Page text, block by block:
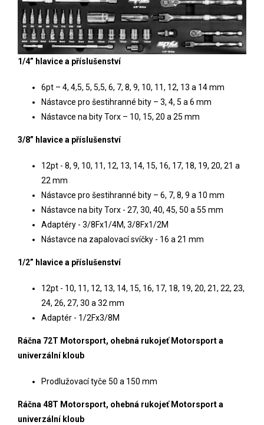
1/4” hlavice a příslušenství
6pt – 4, 4,5, 5, 5,5, 6, 7, 8, 9, 10, 11, 12, 13 a 14 mm
Nástavce pro šestihranné bity – 3, 4, 5 a 6 mm
Nástavce na bity Torx – 10, 15, 20 a 25 mm
3/8” hlavice a příslušenství
12pt - 8, 9, 10, 11, 12, 13, 14, 15, 16, 17, 18, 19, 20, 21 a
22 mm
Nástavce pro šestihranné bity – 6, 7, 8, 9 a 10 mm
Nástavce na bity Torx - 27, 30, 40, 45, 50 a 55 mm
Adaptéry - 3/8Fx1/4M, 3/8Fx1/2M
Nástavce na zapalovací svíčky - 16 a 21 mm
1/2” hlavice a příslušenství
12pt - 10, 11, 12, 13, 14, 15, 16, 17, 18, 19, 20, 21, 22, 23,
24, 26, 27, 30 a 32 mm
Adaptér - 1/2Fx3/8M
Ráčna 72T Motorsport, ohebná rukojeť Motorsport a
univerzální kloub
Prodlužovací tyče 50 a 150 mm
Ráčna 48T Motorsport, ohebná rukojeť Motorsport a
univerzální kloub